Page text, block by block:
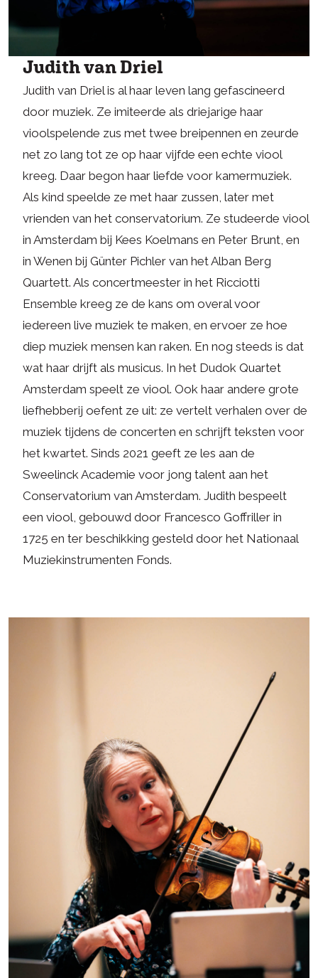
Judith van Driel
Judith van Driel is al haar leven lang gefascineerd
door muziek. Ze imiteerde als driejarige haar
vioolspelende zus met twee breipennen en zeurde
net zo lang tot ze op haar vijfde een echte viool
kreeg. Daar begon haar liefde voor kamermuziek.
Als kind speelde ze met haar zussen, later met
vrienden van het conservatorium. Ze studeerde viool
in Amsterdam bij Kees Koelmans en Peter Brunt, en
in Wenen bij Günter Pichler van het Alban Berg
Quartett. Als concertmeester in het Ricciotti
Ensemble kreeg ze de kans om overal voor
iedereen live muziek te maken, en ervoer ze hoe
diep muziek mensen kan raken. En nog steeds is dat
wat haar drijft als musicus. In het Dudok Quartet
Amsterdam speelt ze viool. Ook haar andere grote
liefhebberij oefent ze uit: ze vertelt verhalen over de
muziek tijdens de concerten en schrijft teksten voor
het kwartet. Sinds 2021 geeft ze les aan de
Sweelinck Academie voor jong talent aan het
Conservatorium van Amsterdam. Judith bespeelt
een viool, gebouwd door Francesco Goffriller in
1725 en ter beschikking gesteld door het Nationaal
Muziekinstrumenten Fonds.